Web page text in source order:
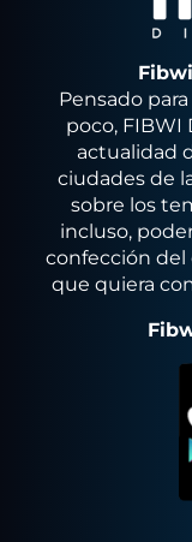
Pensado
poco, FIBWI
actualidad
ciudades de
sobre los
incluso,
confección del
que quiera